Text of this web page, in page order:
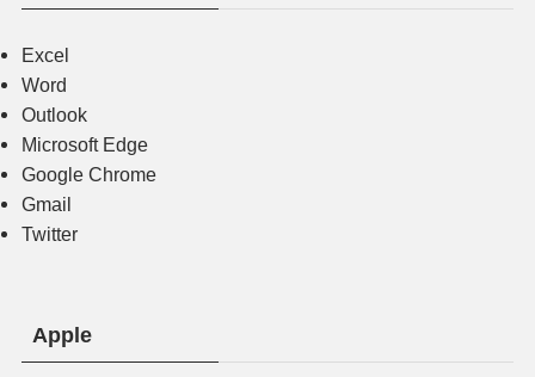
Excel
Word
Outlook
Microsoft Edge
Google Chrome
Gmail
Twitter
Apple